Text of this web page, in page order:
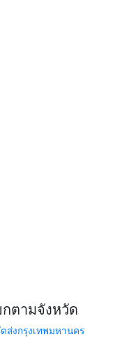
กตามจังหวัด
ส่งกรุงเทพมหานคร